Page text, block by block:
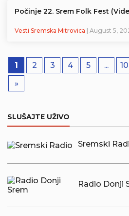
Počinje 22. Srem Folk Fest
Vesti Sremska Mitrovica | August 5,
1 2 3 4 5 ... 10
»
SLUŠAJTE UŽIVO
Sremski
Radio Donji